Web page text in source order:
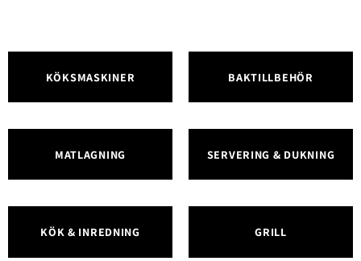
KÖKSMASKINER BAKTILLBEHÖR
MATLAGNING SERVERING & DUKNING
KÖK & INREDNING GRILL